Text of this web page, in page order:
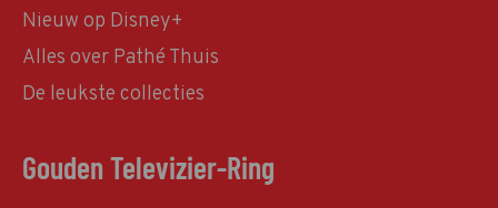
Nieuw op Disney+
Alles over Pathé Thuis
De leukste collecties
Gouden Televizier-Ring